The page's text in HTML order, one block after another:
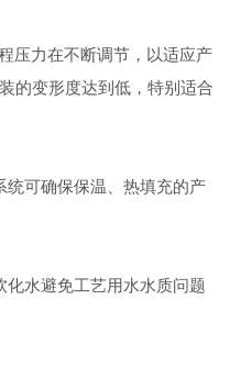
力在不断调节，以适应产
的变形度达到低，特别适合
可确保保温、热填充的产
水避免工艺用水水质问题